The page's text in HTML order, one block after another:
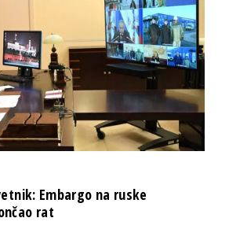
Embargo na ruske
rat